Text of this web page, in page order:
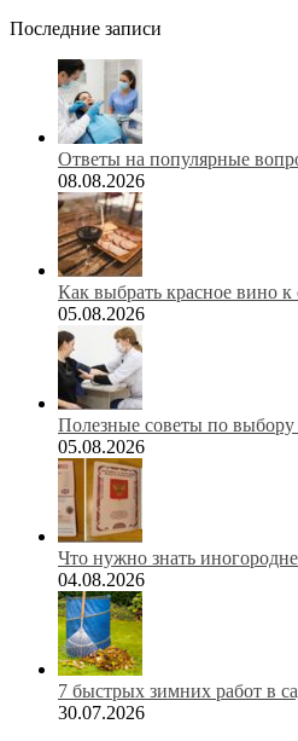
Последние записи
Ответы на популярные
08.08.2026
Как выбрать красное вино к
05.08.2026
Полезные советы по выбору
05.08.2026
Что нужно знать
04.08.2026
7 быстрых зимних работ в
30.07.2026